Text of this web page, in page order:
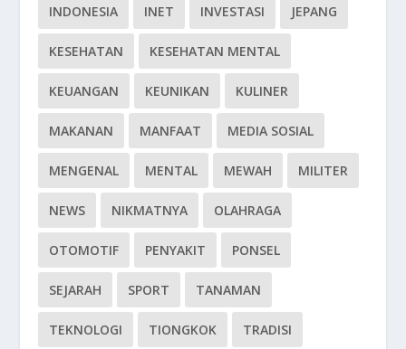
INDONESIA INET INVESTASI JEPANG
KESEHATAN KESEHATAN MENTAL
KEUANGAN KEUNIKAN KULINER
MAKANAN MANFAAT MEDIA SOSIAL
MENGENAL MENTAL MEWAH MILITER
NEWS NIKMATNYA OLAHRAGA
OTOMOTIF PENYAKIT PONSEL
SEJARAH SPORT TANAMAN
TEKNOLOGI TIONGKOK TRADISI